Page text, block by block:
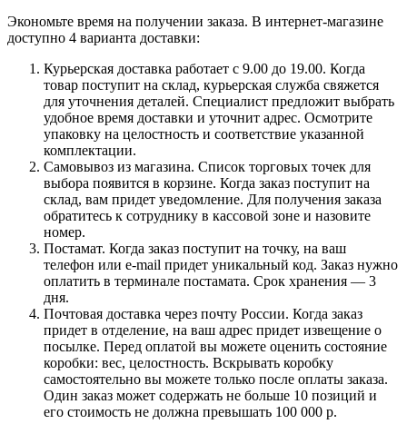
Экономьте время на получении заказа. В интернет-магазине
доступно 4 варианта доставки:
Курьерская доставка работает с 9.00 до 19.00. Когда
товар поступит на склад, курьерская служба свяжется
для уточнения деталей. Специалист предложит выбрать
удобное время доставки и уточнит адрес. Осмотрите
упаковку на целостность и соответствие указанной
комплектации.
Самовывоз из магазина. Список торговых точек для
выбора появится в корзине. Когда заказ поступит на
склад, вам придет уведомление. Для получения заказа
обратитесь к сотруднику в кассовой зоне и назовите
номер.
Постамат. Когда заказ поступит на точку, на ваш
телефон или e-mail придет уникальный код. Заказ нужно
оплатить в терминале постамата. Срок хранения — 3
дня.
Почтовая доставка через почту России. Когда заказ
придет в отделение, на ваш адрес придет извещение о
посылке. Перед оплатой вы можете оценить состояние
коробки: вес, целостность. Вскрывать коробку
самостоятельно вы можете только после оплаты заказа.
Один заказ может содержать не больше 10 позиций и
его стоимость не должна превышать 100 000 р.